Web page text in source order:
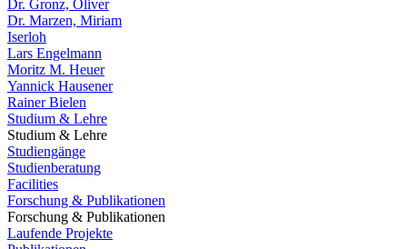
Dr. Gronz, Oliver
Dr. Marzen, Miriam
Iserloh
Lars Engelmann
Moritz M. Heuer
Yannick Hausener
Rainer Bielen
Studium & Lehre
Studium & Lehre
Studiengänge
Studienberatung
Facilities
Forschung & Publikationen
Forschung & Publikationen
Laufende Projekte